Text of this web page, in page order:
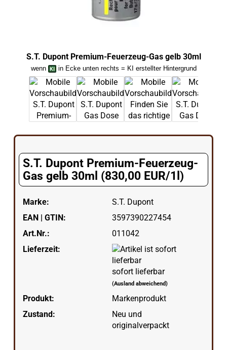
S.T. Dupont Premium-Feuerzeug-Gas gelb 30ml
wenn in Ecke unten rechts = KI erstellter Hintergrund
S.T. Dupont Premium-Feuerzeug-
Gas gelb 30ml (830,00 EUR/1l)
Marke:
S.T. Dupont
EAN | GTIN:
3597390227454
Art.Nr.:
011042
Lieferzeit:
sofort lieferbar
(Ausland abweichend)
Produkt:
Markenprodukt
Zustand:
Neu und
originalverpackt